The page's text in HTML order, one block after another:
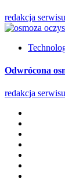
redakcja serwisu
Odwrócona
redakcja serwisu